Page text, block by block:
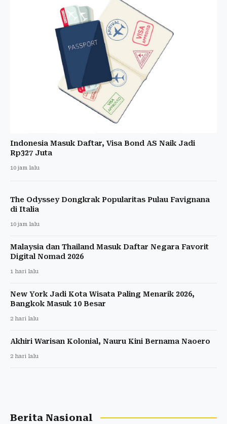
Indonesia Masuk Daftar, Visa Bond AS Naik Jadi
Rp327 Juta
10 jam lalu
The Odyssey Dongkrak Popularitas Pulau Favignana
di Italia
10 jam lalu
Malaysia dan Thailand Masuk Daftar Negara Favorit
Digital Nomad 2026
1 hari lalu
New York Jadi Kota Wisata Paling Menarik 2026,
Bangkok Masuk 10 Besar
2 hari lalu
Akhiri Warisan Kolonial, Nauru Kini Bernama Naoero
2 hari lalu
Berita Nasional